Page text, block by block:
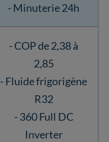
- Minuterie 24h
- COP de 2,38 à
2,85
- Fluide frigorigène
R32
- 360 Full DC
Inverter